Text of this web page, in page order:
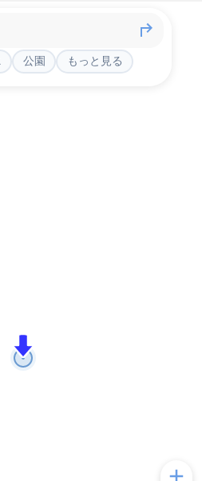
公園 もっと見る